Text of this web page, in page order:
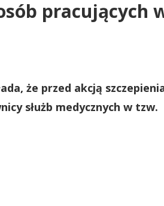
że przed akcją
służb medycznych w tzw.